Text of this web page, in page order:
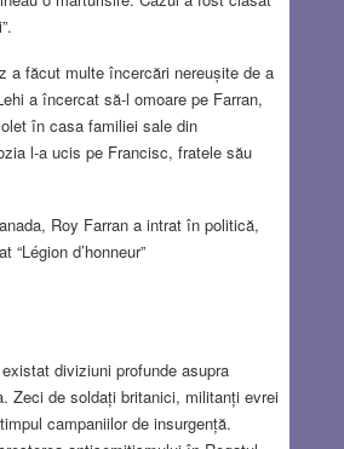
a făcut multe încercări nereușite de a
a încercat să-l omoare pe Farran,
în casa familiei sale din
l-a ucis pe Francisc, fratele său
Roy Farran a intrat în politică,
“Légion d’honneur”
diviziuni profunde asupra
Zeci de soldați britanici, militanți evrei
campaniilor de insurgență.